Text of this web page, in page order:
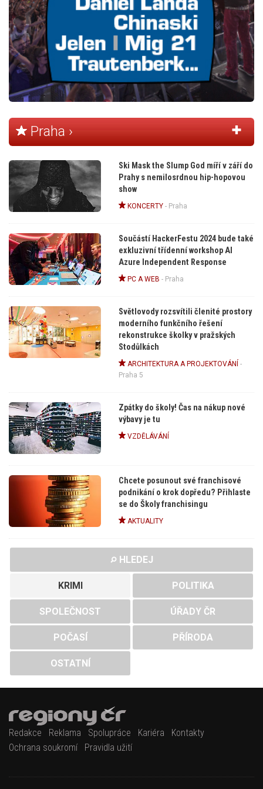
Praha ›
Ski Mask the Slump God míří v září do
Prahy s nemilosrdnou hip-hopovou
show
KONCERTY- Praha
Součástí HackerFestu 2024 bude také
exkluzivní třídenní workshop AI
Azure Independent Response
PC A WEB - Praha
Světlovody rozsvítili členité prostory
moderního funkčního řešení
rekonstrukce školky v pražských
Stodůlkách
ARCHITEKTURA A PROJEKTOVÁNÍ -
Praha 5
Zpátky do školy! Čas na nákup nové
výbavy je tu
VZDĚLÁVÁNÍ
Chcete posunout své franchisové
podnikání o krok dopředu? Přihlaste
se do Školy franchisingu
AKTUALITY
HLEDEJ
KRIMI POLITIKA
SPOLEČNOST ÚŘADY ČR
POČASÍ PŘÍRODA
OSTATNÍ
Redakce Reklama Spolupráce Kariéra
Kontakty
Ochrana soukromí
Pravidla užití